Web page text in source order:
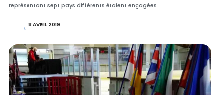
représentant sept pays différents étaient engagées.
8 AVRIL 2019